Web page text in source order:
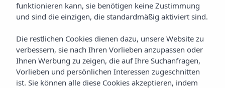
Ibiza Playa D'en Bossa
Vibra Isola Hotel
Kochkunst
funktionieren kann, sie benötigen keine Zustimmung
und sind die einzigen, die standardmäßig aktiviert sind.
Die restlichen Cookies dienen dazu, unsere Website zu
verbessern, sie nach Ihren Vorlieben anzupassen oder
Ihnen Werbung zu zeigen, die auf Ihre Suchanfragen,
Vorlieben und persönlichen Interessen zugeschnitten
ist. Sie können alle diese Cookies akzeptieren, indem